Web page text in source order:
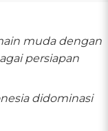
muda dengan
persiapan
didominasi